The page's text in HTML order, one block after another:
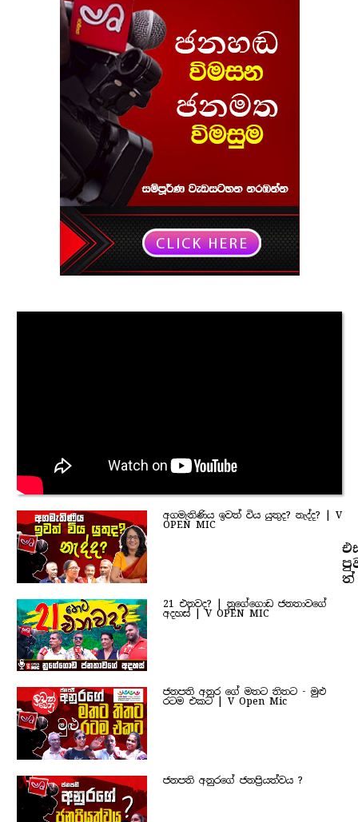
අගමැතිණිය ඉවත් විය යුතුද? නැද්ද? | V
OPEN MIC
21 එනවද? | නුගේගොඩ ජනතාවගේ
අදහස් | V OPEN MIC
ජනපති අනුර ගේ මතට තිතට - මුළු
රටම එකට | V Open Mic
ජනපති අනුරගේ ජනප්‍රියත්වය ?
ත්